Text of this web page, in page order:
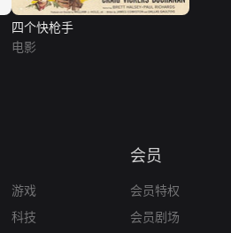
四个快枪手
电影
游戏
科技
会员
会员特权
会员剧场